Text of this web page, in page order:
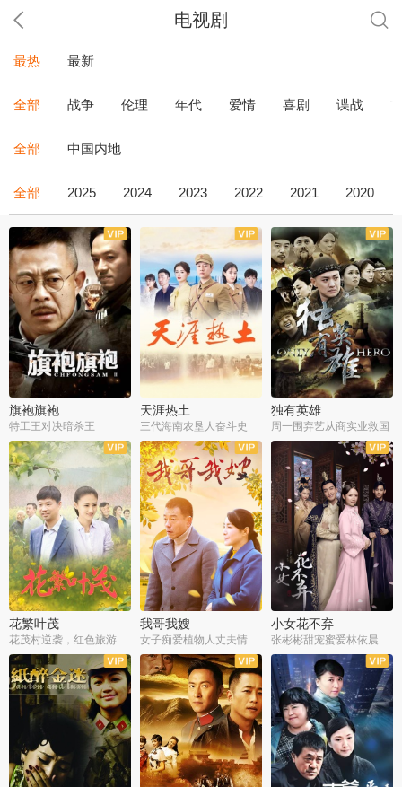
电视剧
最热 最新
全部 战争 伦理 年代 爱情 喜剧 谍战
全部 中国内地
全部 2025 2024 2023 2022 2021 2020
全43集
旗袍旗袍
特工王对决暗杀王
全36集
天涯热土
三代海南农垦人奋斗史
全34集
独有英雄
周一围弃艺从商实业救国
全34集
花繁叶茂
花茂村逆袭，红色旅游出圈
全50集
我哥我嫂
女子痴爱植物人丈夫情定一生
全51集
小女花不弃
张彬彬甜宠蜜爱林依晨
全42集
全35集 全32集